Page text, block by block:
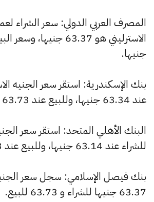
المصرف العربي الدولي: سعر الشراء
جنيها.
بنك الإسكندرية: استقر سعر الجنيه
عند 63.34 جنيها، وللبيع عند 63.73 جنيها.
البنك الأهلي المتحد: استقر سعر
للشراء عند 63.14 جنيها، وللبيع عند 63.73 جنيها.
بنك فيصل الإسلامي: سجل سعر
63.37 جنيها للشراء و 63.73 للبيع.